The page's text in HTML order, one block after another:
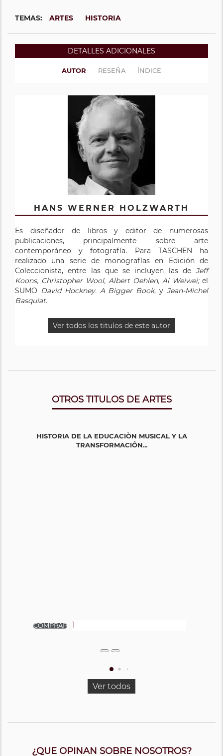
TEMAS: ARTES HISTORIA
DETALLES ADICIONALES
AUTOR RESEÑA ÍNDICE
HANS WERNER HOLZWARTH
Es diseñador de libros y editor de numerosas
publicaciones, principalmente sobre arte
contemporáneo y fotografía. Para TASCHEN ha
realizado una serie de monografías en Edición de
Coleccionista, entre las que se incluyen las de Jeff
Koons, Christopher Wool, Albert Oehlen, Ai Weiwei;el
SUMO David Hockney. A Bigger Book, yJean-Michel
Basquiat.
Ver todos los titulos de este autor
OTROS TITULOS DE ARTES
HISTORIA DE LA EDUCACIÒN MUSICAL Y LA
TRANSFORMACIÔN...
Ver todos
¿QUE OPINAN SOBRE NOSOTROS?